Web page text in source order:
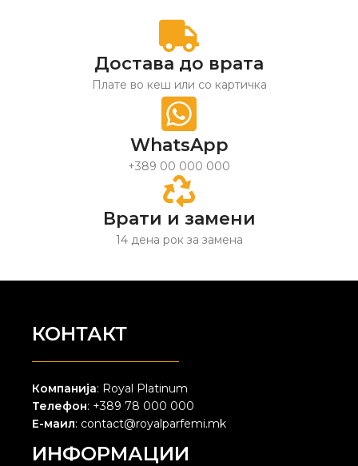
Достава до врата
Плате во кеш или со картичка
WhatsApp
+389 00 000 000
Врати и замени
14 дена рок за замена
КОНТАКТ
Компанија: Royal Platinum
Телефон: +389 78 000 000
Е-маил: contact@royalparfemi.mk
ИНФОРМАЦИИ